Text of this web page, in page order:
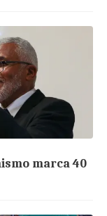
marca 40